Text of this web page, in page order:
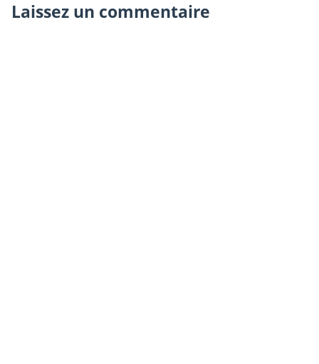
Laissez un commentaire